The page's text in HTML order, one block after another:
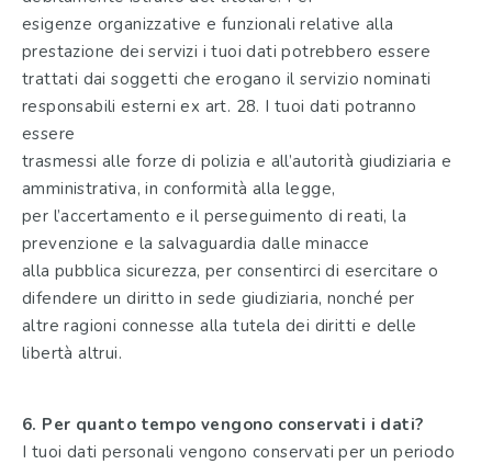
esigenze organizzative e funzionali relative alla
prestazione dei servizi i tuoi dati potrebbero essere
trattati dai soggetti che erogano il servizio nominati
responsabili esterni ex art. 28. I tuoi dati potranno
essere
trasmessi alle forze di polizia e all’autorità giudiziaria e
amministrativa, in conformità alla legge,
per l’accertamento e il perseguimento di reati, la
prevenzione e la salvaguardia dalle minacce
alla pubblica sicurezza, per consentirci di esercitare o
difendere un diritto in sede giudiziaria, nonché per
altre ragioni connesse alla tutela dei diritti e delle
libertà altrui.
6. Per quanto tempo vengono conservati i dati?
I tuoi dati personali vengono conservati per un periodo